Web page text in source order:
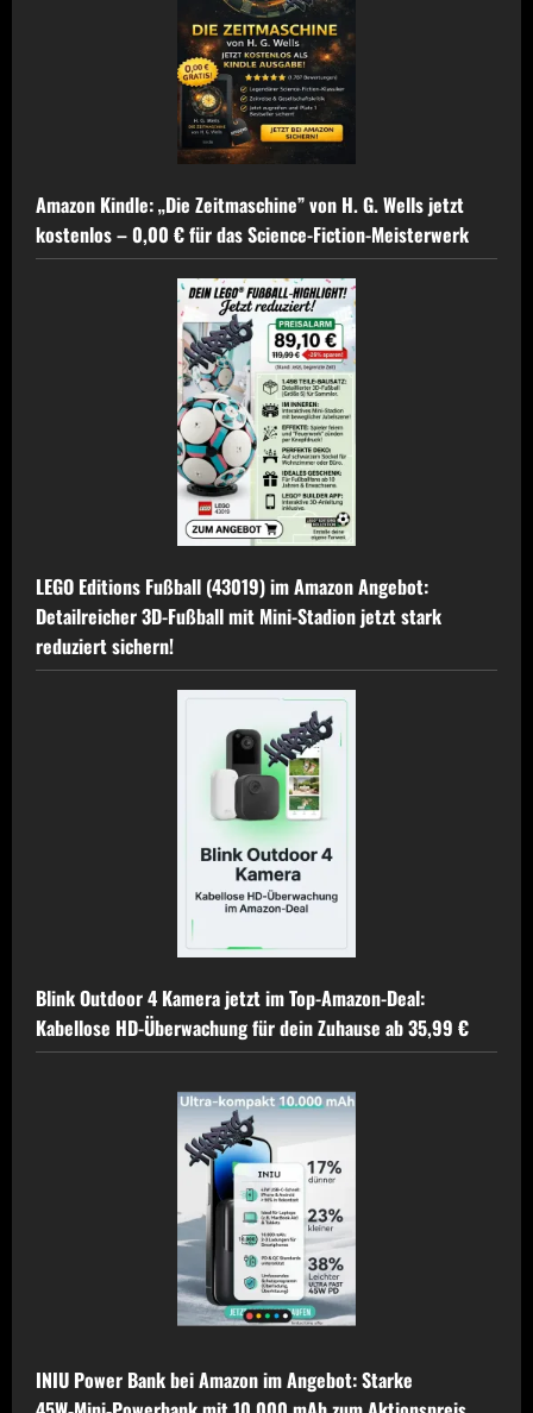
Amazon Kindle: „Die Zeitmaschine” von H. G. Wells jetzt
kostenlos – 0,00 € für das Science-Fiction-Meisterwerk
LEGO Editions Fußball (43019) im Amazon Angebot:
Detailreicher 3D-Fußball mit Mini-Stadion jetzt stark
reduziert sichern!
Blink Outdoor 4 Kamera jetzt im Top-Amazon-Deal:
Kabellose HD-Überwachung für dein Zuhause ab 35,99 €
INIU Power Bank bei Amazon im Angebot: Starke